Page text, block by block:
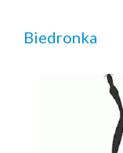
Biedronka